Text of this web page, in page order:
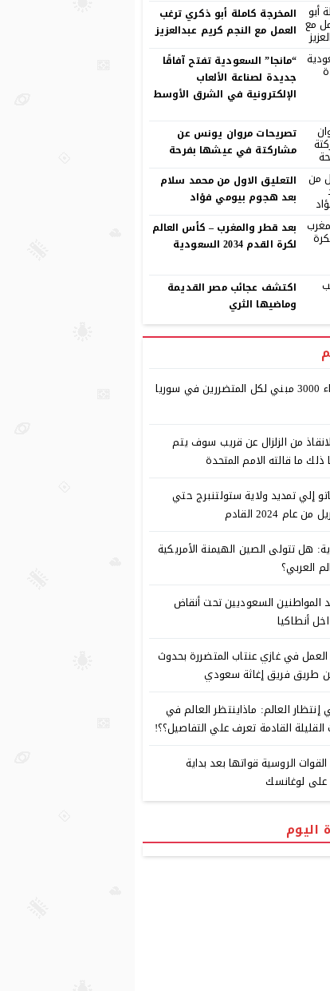
المخرجة كاملة أبو ذكري ترغب
العمل مع النجم كريم عبدالعزيز
“مانجا” السعودية تفتح آفاقًا
جديدة لصناعة الألعاب
الإلكترونية في الشرق الأوسط
تصريحات مروان يونس عن
مشاركتة في عيشها بفرحة
التعليق الاول من محمد سلام
بعد هجوم بيومي فؤاد
بعد قطر والمغرب – كأس العالم
لكرة القدم 2034 السعودية
اكتشف عجائب مصر القديمة
وماضيها الثري
عاجل بناء 3000 مبني لكل المتضررين في سوريا
من الزلزال عن قريب سوف يتم
ذلك ما قالته الامم المتحدة
إلي تمديد ولاية ستولتنبرج حتي
2024 القادم
هل تتولى الصين الهيمنة الأمريكية
العربي؟
المواطنين السعوديين تحت أنقاض
أنطاكيا
في غازي عنتاب المتضررة بحدوث
عن طريق فريق إغاثة سعودي
إنتظار العالم: ماذاينتظر العالم في
القليلة القادمة تعرف علي التفاصيل؟؟!
الروسية قواتها بعد بداية
على لوغانسك
اليوم